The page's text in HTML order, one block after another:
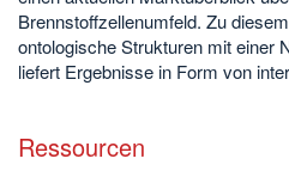
Brennstoffzellenumfeld. Zu
ontologische Strukturen mit einer
liefert Ergebnisse in Form von
Ressourcen